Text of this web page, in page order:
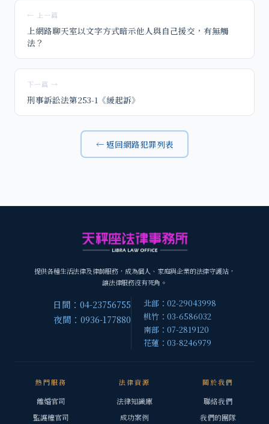
← 上一篇
上網路聊天室以文字方式暗示他人與自己援交，有無觸
法？
下一篇 →
刑事訴訟法第253-1《緩起訴》
← 返回網路犯罪列表
提供各種生活法律及律師服務，成為個人、家庭與企業的法律守護站，
讓法律服務沒有死角。
日間：04-23756755
夜間：0936-177880
北部：02-29043998
桃竹：03-6586032
南部：07-2819120
花蓮：03-8246979
熱門服務
離婚官司
監護權官司
法律資源
法律知識庫
成功案例
關於我們
聯絡我們
我們的團隊